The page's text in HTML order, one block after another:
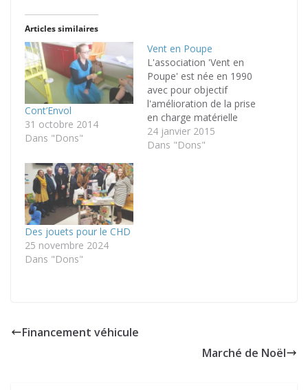
Articles similaires
Cont’Envol
31 octobre 2014
Dans "Dons"
Vent en Poupe
L'association 'Vent en
Poupe' est née en 1990
avec pour objectif
l'amélioration de la prise
en charge matérielle
des enfants et adultes
de l'institut
24 janvier 2015
Dans "Dons"
Des jouets pour le CHD
25 novembre 2024
Dans "Dons"
Financement véhicule
Marché de Noël